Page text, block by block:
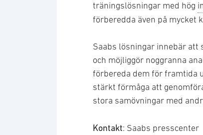
träningslösningar med hög
förberedda även på mycket
Saabs lösningar innebär att
och möjliggör noggranna
förbereda dem för framtida
stärkt förmåga att
stora samövningar med
Kontakt: Saabs presscenter